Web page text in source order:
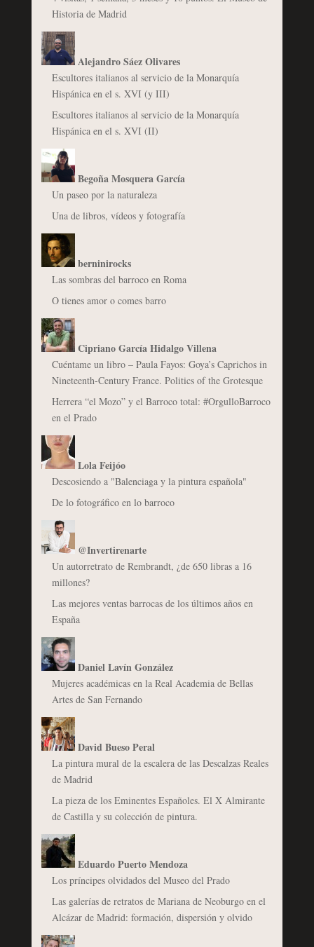
Historia de Madrid
Alejandro Sáez Olivares
Escultores italianos al servicio de la Monarquía
Hispánica en el s. XVI (y III)
Escultores italianos al servicio de la Monarquía
Hispánica en el s. XVI (II)
Begoña Mosquera García
Un paseo por la naturaleza
Una de libros, vídeos y fotografía
berninirocks
Las sombras del barroco en Roma
O tienes amor o comes barro
Cipriano García Hidalgo Villena
Cuéntame un libro – Paula Fayos: Goya’s Caprichos in
Nineteenth-Century France. Politics of the Grotesque
Herrera “el Mozo” y el Barroco total: #OrgulloBarroco
en el Prado
Lola Feijóo
Descosiendo a "Balenciaga y la pintura española"
De lo fotográfico en lo barroco
@Invertirenarte
Un autorretrato de Rembrandt, ¿de 650 libras a 16
millones?
Las mejores ventas barrocas de los últimos años en
España
Daniel Lavín González
Mujeres académicas en la Real Academia de Bellas
Artes de San Fernando
David Bueso Peral
La pintura mural de la escalera de las Descalzas Reales
de Madrid
La pieza de los Eminentes Españoles. El X Almirante
de Castilla y su colección de pintura.
Eduardo Puerto Mendoza
Los príncipes olvidados del Museo del Prado
Las galerías de retratos de Mariana de Neoburgo en el
Alcázar de Madrid: formación, dispersión y olvido